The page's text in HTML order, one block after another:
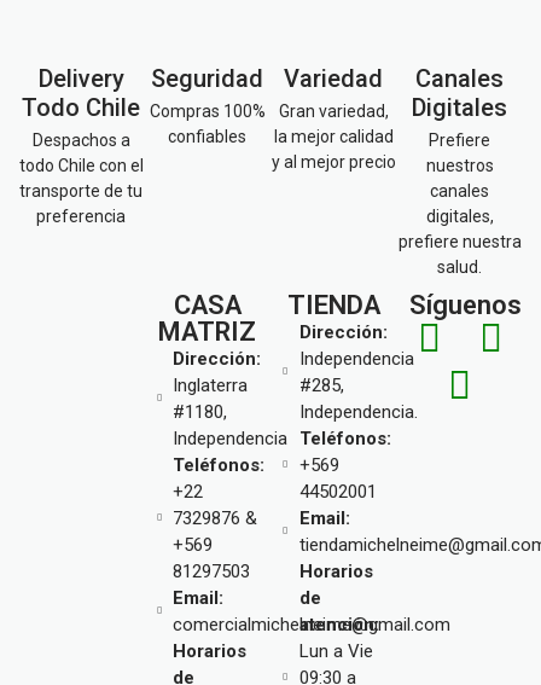
Delivery
Todo Chile
Despachos a
todo Chile con el
transporte de tu
preferencia
Seguridad
Compras 100%
confiables
Variedad
Gran variedad,
la mejor calidad
y al mejor precio
Canales
Digitales
Prefiere
nuestros
canales
digitales,
prefiere nuestra
salud.
CASA
MATRIZ
Dirección:
Inglaterra
#1180,
Independencia
Teléfonos:
+22
7329876 &
+569
81297503
Email:
comercialmichelneime@gmail.com
Horarios
de
TIENDA
Dirección:
Independencia
#285,
Independencia.
Teléfonos:
+569
44502001
Email:
Horarios
de
atención:
Lun a Vie
09:30 a
Síguenos